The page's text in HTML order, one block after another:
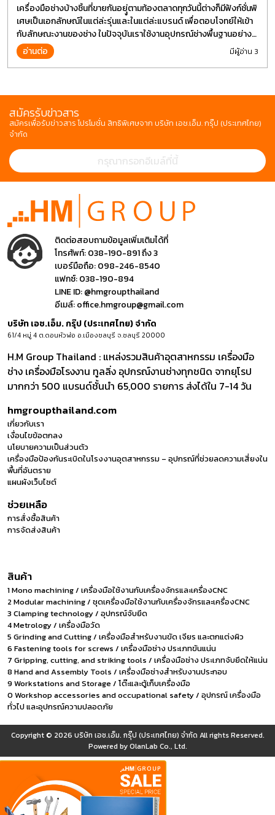
เครื่องมือช่างบ้างชิ้นที่ขายกันอยุู่ตามท้องตลาดทุกวันนี้ต่างก็มีฟังก์ชั่นพิ
เศษเป็นเอกลักษณ์ในแต่ล่ะรุ่นและในแต่ล่ะแบรนด์ เพื่อตอบโจทย์ให้เข้า
กับลักษณะงานของช่าง ในปัจจุบันเราใช้งานอุปกรณ์ช่างพื้นฐานอย่าง
ไขควงกันในงานหลายประเภททำให้มีการปรับเปลี่ยนรูปแบบ
อ่านต่อ มีผู้อ่าน 3
สมัครรับข่าวสาร
สมัครเพื่อรับข่าวสาร โปรโมชั่น สิทธิพิเศษจาก บริษัท เอช.เอ็ม. กรุ๊ป (ประเทศไทย)
จำกัด
ติดต่อสอบถามข้อมูลเพิ่มเติมได้ที่
โทรศัพท์:038-190-891 ถึง 3
เบอร์มือถือ:098-246-8540
แฟกซ์:038-190-894
LINE ID:@hmgroupthailand
อีเมล์:office.hmgroup@gmail.com
บริษัท เอช.เอ็ม. กรุ๊ป (ประเทศไทย) จำกัด
61/4 หมู่ 4 ต.ดอนหัวฬ่อ อ.เมืองชลบุรี จ.ชลบุรี 20000
H.M Group Thailand : แหล่งรวมสินค้าอุตสาหกรรม เครื่องมือ
ช่าง เครื่องมือโรงงาน ทูลลิ่ง อุปกรณ์งานช่างทุกชนิด จากยุโรป
มากกว่า 500 แบรนด์ชั้นนำ 65,000 รายการ ส่งได้ใน 7-14 วัน
hmgroupthailand.com
เกี่ยวกับเรา
เงื่อนไขข้อตกลง
นโยบายความเป็นส่วนตัว
เครื่องมือป้องกันระเบิดในโรงงานอุตสาหกรรม – อุปกรณ์ที่ช่วยลดความเสี่ยงใน
พื้นที่อันตราย
แผนผังเว็บไซต์
ช่วยเหลือ
การสั่งซื้อสินค้า
การจัดส่งสินค้า
สินค้า
1 Mono machining / เครื่องมือใช้งานกับเครื่องจักรและเครื่องCNC
2 Modular machining / ชุดเครื่องมือใช้งานกับเครื่องจักรและเครื่องCNC
3 Clamping technology / อุปกรณ์จับยึด
4 Metrology / เครื่องมือวัด
5 Grinding and Cutting / เครื่องมือสำหรับงานขัด เจียร และตกแต่งผิว
6 Fastening tools for screws / เครื่องมือช่าง ประเภทขันแน่น
7 Gripping, cutting, and striking tools / เครื่องมือช่าง ประเภทจับยึดให้แน่น
8 Hand and Assembly Tools / เครื่องมือช่างสำหรับงานประกอบ
9 Workstations and Storage / โต๊ะและตู้เก็บเครื่องมือ
0 Workshop accessories and occupational safety / อุปกรณ์ เครื่องมือ
ทั่วไป และอุปกรณ์ความปลอดภัย
Copyright © 2026 บริษัท เอช.เอ็ม. กรุ๊ป (ประเทศไทย) จำกัด All rights Reserved.
Powered byOlanLab Co., Ltd.